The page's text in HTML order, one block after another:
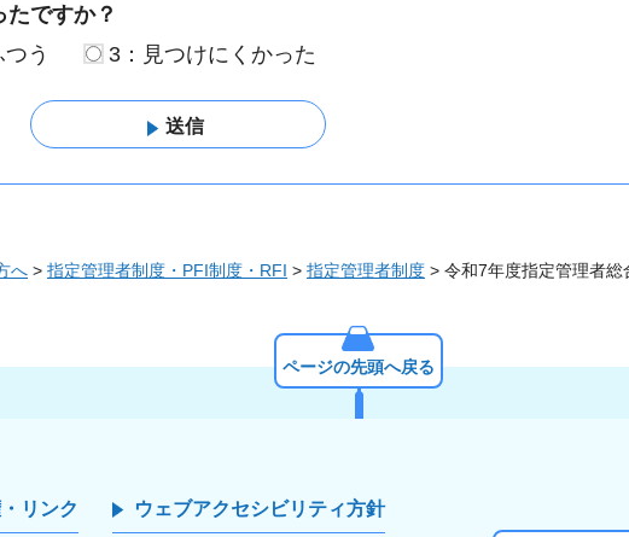
ですか？
う 3：見つけにくかった
へ > 指定管理者制度・PFI制度・RFI > 指定管理者制度 > 令和7年度指定管理者総
ページの先頭へ戻る
リンク ウェブアクセシビリティ方針